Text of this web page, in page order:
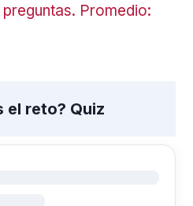
Promedio:
el reto? Quiz